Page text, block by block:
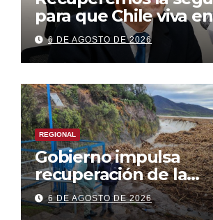
para que Chile viva
6 DE AGOSTO DE 2026
REGIONAL
Gobierno impulsa
recuperación de la
infraestructura de
dañada tras el
6 DE AGOSTO DE 2026